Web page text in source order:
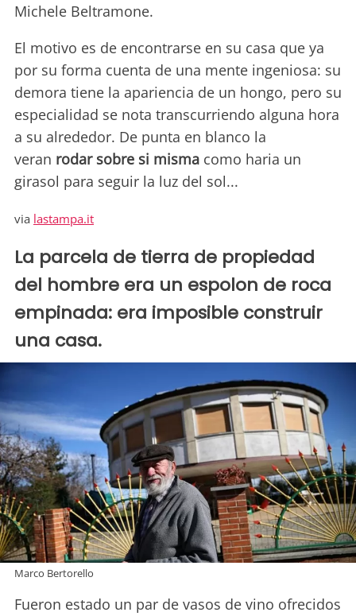
Michele Beltramone.
El motivo es de encontrarse en su casa que ya
por su forma cuenta de una mente ingeniosa: su
demora tiene la apariencia de un hongo, pero su
especialidad se nota transcurriendo alguna hora
a su alrededor. De punta en blanco la
veran rodar sobre si misma como haria un
girasol para seguir la luz del sol...
via lastampa.it
La parcela de tierra de propiedad
del hombre era un espolon de roca
empinada: era imposible construir
una casa.
Marco Bertorello
Fueron estado un par de vasos de vino ofrecidos